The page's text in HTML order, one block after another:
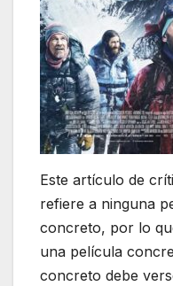
Este artículo de
refiere a ninguna
concreto, por lo
una película
concreto debe